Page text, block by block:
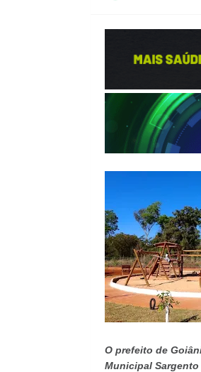
O prefeito de
Municipal